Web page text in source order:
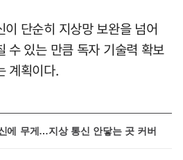
단순히 지상망 보완을 넘어
수 있는 만큼 독자 기술력 확보
계획이다.
에 무게…지상 통신 안닿는 곳 커버